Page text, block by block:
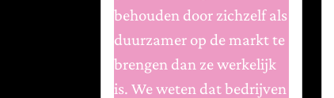
behouden door zichzelf als
duurzamer op de markt te
brengen dan ze werkelijk
is. We weten dat bedrijven